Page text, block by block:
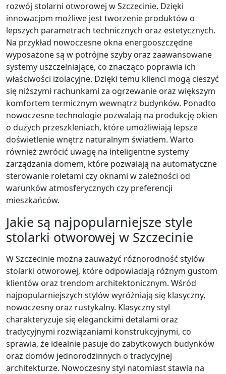
rozwój stolarni otworowej w Szczecinie. Dzięki
innowacjom możliwe jest tworzenie produktów o
lepszych parametrach technicznych oraz estetycznych.
Na przykład nowoczesne okna energooszczędne
wyposażone są w potrójne szyby oraz zaawansowane
systemy uszczelniające, co znacząco poprawia ich
właściwości izolacyjne. Dzięki temu klienci mogą cieszyć
się niższymi rachunkami za ogrzewanie oraz większym
komfortem termicznym wewnątrz budynków. Ponadto
nowoczesne technologie pozwalają na produkcję okien
o dużych przeszkleniach, które umożliwiają lepsze
doświetlenie wnętrz naturalnym światłem. Warto
również zwrócić uwagę na inteligentne systemy
zarządzania domem, które pozwalają na automatyczne
sterowanie roletami czy oknami w zależności od
warunków atmosferycznych czy preferencji
mieszkańców.
Jakie są najpopularniejsze style
stolarki otworowej w Szczecinie
W Szczecinie można zauważyć różnorodność stylów
stolarki otworowej, które odpowiadają różnym gustom
klientów oraz trendom architektonicznym. Wśród
najpopularniejszych stylów wyróżniają się klasyczny,
nowoczesny oraz rustykalny. Klasyczny styl
charakteryzuje się eleganckimi detalami oraz
tradycyjnymi rozwiązaniami konstrukcyjnymi, co
sprawia, że idealnie pasuje do zabytkowych budynków
oraz domów jednorodzinnych o tradycyjnej
architekturze. Nowoczesny styl natomiast stawia na